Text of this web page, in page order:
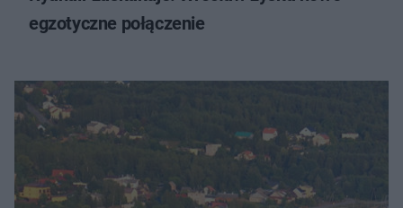
egzotyczne połączenie